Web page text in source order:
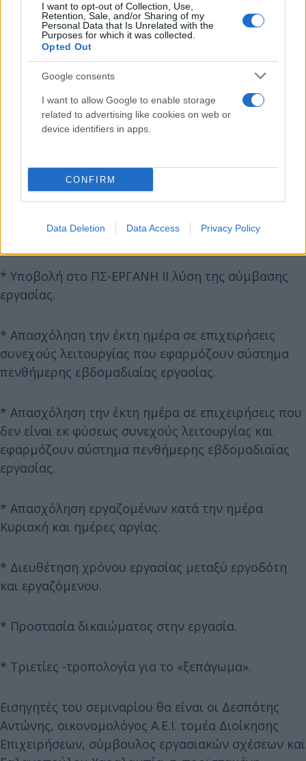
I want to opt-out of Collection, Use,
Retention, Sale, and/or Sharing of my
Personal Data that Is Unrelated with the
Purposes for which it was collected.
Opted Out
Google consents
I want to allow Google to enable storage
related to advertising like cookies on web or
device identifiers in apps.
CONFIRM
Data Deletion Data Access Privacy Policy
* Ανάρτηση βασικών όρων εργασίας και ατομικής
σύμβασης εργασίας στο Πληροφορικό Σύστημα
ΕΡΓΑΝΗ ΙΙ – Ηλεκτρονική υπογραφή.
* Καταχώριση ωραρίων και υπερωριών στο
Πληροφορικό Σύστημα ΕΡΓΑΝΗ ΙΙ από επιχειρήσεις
* Πρόστιμα για την υποδηλωμένη εργασία σε
εργασίας.
* Υποβολή στο ΠΣ-ΕΡΓΑΝΗ ΙΙ λύση της σύμβασης
εργασίας.
* Απασχόληση την έκτη ημέρα σε επιχειρήσεις
συνεχούς λειτουργίας που εφαρμόζουν σύστημα
πενθήμερης εβδομαδιαίας εργασίας.
* Απασχόληση την έκτη ημέρα σε επιχειρήσεις που
δεν είναι εκ φύσεως συνεχούς λειτουργίας και
εφαρμόζουν σύστημα πενθήμερης εβδομαδιαίας
εργασίας.
* Απασχόληση εργαζομένων κατά την ημέρα
Κυριακή και ημέρες αργίας.
* Διευθέτηση χρόνου εργασίας μεταξύ εργοδότη
και εργαζόμενου.
* Προστασία δικαιώματος στην εργασία.
* Τριετίες -τροπολογία για το «ξεπάγωμα».
Εισηγητές του σεμιναρίου θα είναι οι Δεσπότης
Αντώνης, οικονομολόγος Α.Ε.Ι. τομέα Διοίκησης
Επιχειρήσεων, σύμβουλος εργασιακών σχέσεων και